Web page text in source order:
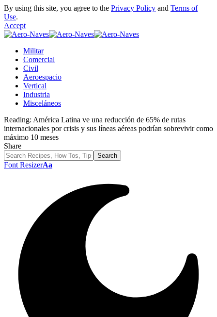
By using this site, you agree to the Privacy Policy and Terms of
Use.
Accept
Militar
Comercial
Civil
Aeroespacio
Vertical
Industria
Misceláneos
Reading: América Latina ve una reducción de 65% de rutas
internacionales por crisis y sus líneas aéreas podrían sobrevivir como
máximo 10 meses
Share
Font ResizerAa